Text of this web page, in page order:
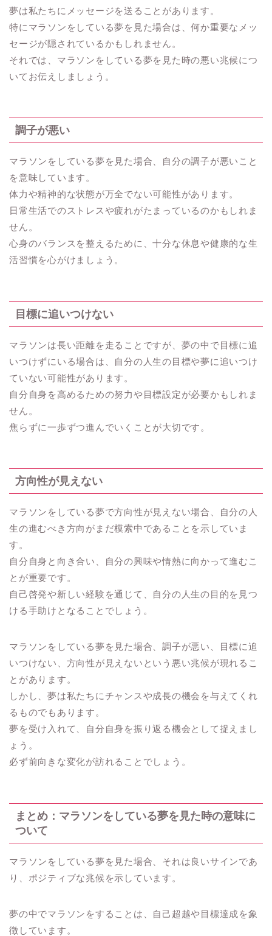
夢は私たちにメッセージを送ることがあります。
特にマラソンをしている夢を見た場合は、何か重要なメッ
セージが隠されているかもしれません。
それでは、マラソンをしている夢を見た時の悪い兆候につ
いてお伝えしましょう。
調子が悪い
マラソンをしている夢を見た場合、自分の調子が悪いこと
を意味しています。
体力や精神的な状態が万全でない可能性があります。
日常生活でのストレスや疲れがたまっているのかもしれま
せん。
心身のバランスを整えるために、十分な休息や健康的な生
活習慣を心がけましょう。
目標に追いつけない
マラソンは長い距離を走ることですが、夢の中で目標に追
いつけずにいる場合は、自分の人生の目標や夢に追いつけ
ていない可能性があります。
自分自身を高めるための努力や目標設定が必要かもしれま
せん。
焦らずに一歩ずつ進んでいくことが大切です。
方向性が見えない
マラソンをしている夢で方向性が見えない場合、自分の人
生の進むべき方向がまだ模索中であることを示していま
す。
自分自身と向き合い、自分の興味や情熱に向かって進むこ
とが重要です。
自己啓発や新しい経験を通じて、自分の人生の目的を見つ
ける手助けとなることでしょう。
マラソンをしている夢を見た場合、調子が悪い、目標に追
いつけない、方向性が見えないという悪い兆候が現れるこ
とがあります。
しかし、夢は私たちにチャンスや成長の機会を与えてくれ
るものでもあります。
夢を受け入れて、自分自身を振り返る機会として捉えまし
ょう。
必ず前向きな変化が訪れることでしょう。
まとめ：マラソンをしている夢を見た時の意味に
ついて
マラソンをしている夢を見た場合、それは良いサインであ
り、ポジティブな兆候を示しています。
夢の中でマラソンをすることは、自己超越や目標達成を象
徴しています。